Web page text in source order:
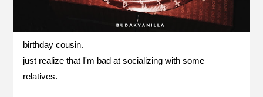
birthday cousin.
just realize that I'm bad at socializing with some
relatives.